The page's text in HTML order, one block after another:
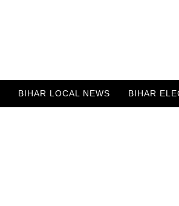
BIHAR LOCAL NEWS BIHAR